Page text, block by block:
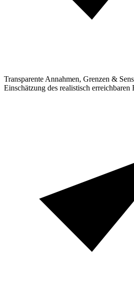
Transparente Annahmen, Grenzen &
Einschätzung des realistisch erreichbaren